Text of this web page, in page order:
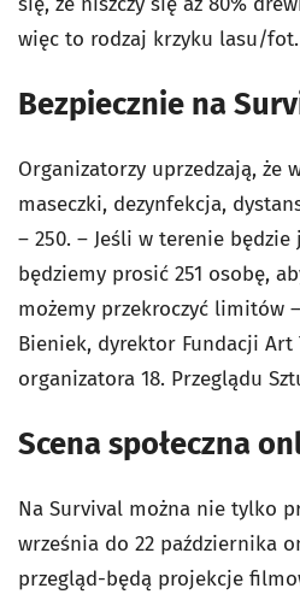
więc to rodzaj krzyku lasu/
Bezpiecznie na
Organizatorzy uprzedzają, że
maseczki, dezynfekcja,
– 250. – Jeśli w terenie będzie
będziemy prosić 251 osobę,
możemy przekroczyć limitów
Bieniek, dyrektor Fundacji Art
organizatora 18. Przeglądu
Scena społeczna
Na Survival można nie tylko
września do 22 października
przegląd-będą projekcje